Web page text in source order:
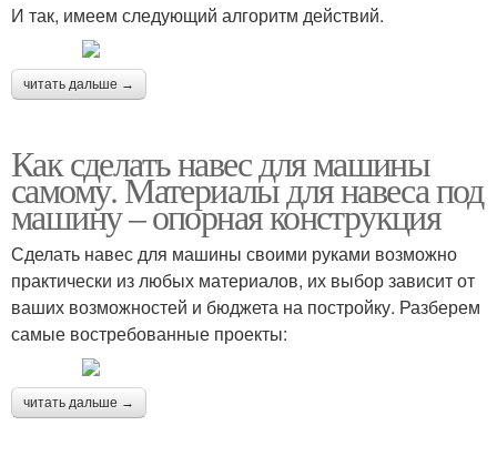
И так, имеем следующий алгоритм действий.
читать дальше →
Как сделать навес для машины
самому. Материалы для навеса под
машину – опорная конструкция
Сделать навес для машины своими руками возможно
практически из любых материалов, их выбор зависит от
ваших возможностей и бюджета на постройку. Разберем
самые востребованные проекты:
читать дальше →